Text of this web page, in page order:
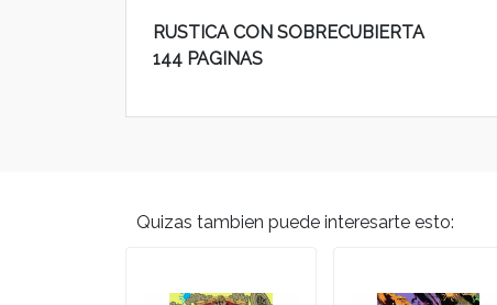
RUSTICA CON SOBRECUBIERTA
144 PAGINAS
Quizas tambien puede interesarte esto: